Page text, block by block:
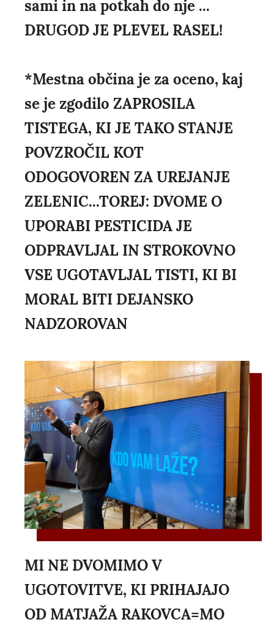
sami in na potkah do nje ...
DRUGOD JE PLEVEL RASEL!
*Mestna občina je za oceno, kaj
se je zgodilo ZAPROSILA
TISTEGA, KI JE TAKO STANJE
POVZROČIL KOT
ODOGOVOREN ZA UREJANJE
ZELENIC...TOREJ: DVOME O
UPORABI PESTICIDA JE
ODPRAVLJAL IN STROKOVNO
VSE UGOTAVLJAL TISTI, KI BI
MORAL BITI DEJANSKO
NADZOROVAN
MI NE DVOMIMO V
UGOTOVITVE, KI PRIHAJAJO
OD MATJAŽA RAKOVCA=MO